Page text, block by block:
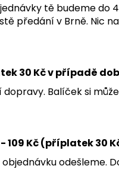
tě budeme do
předání v Brně. Nic
30 Kč v případě
Balíček si
109 Kč (příplatek 30
odešleme.